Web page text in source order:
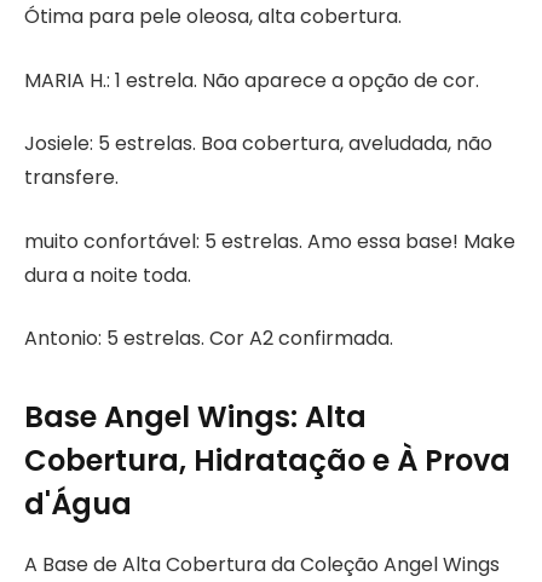
Ótima para pele oleosa, alta cobertura.
MARIA H.: 1 estrela. Não aparece a opção de cor.
Josiele: 5 estrelas. Boa cobertura, aveludada, não
transfere.
muito confortável: 5 estrelas. Amo essa base! Make
dura a noite toda.
Antonio: 5 estrelas. Cor A2 confirmada.
Base Angel Wings: Alta
Cobertura, Hidratação e À Prova
d'Água
A Base de Alta Cobertura da Coleção Angel Wings